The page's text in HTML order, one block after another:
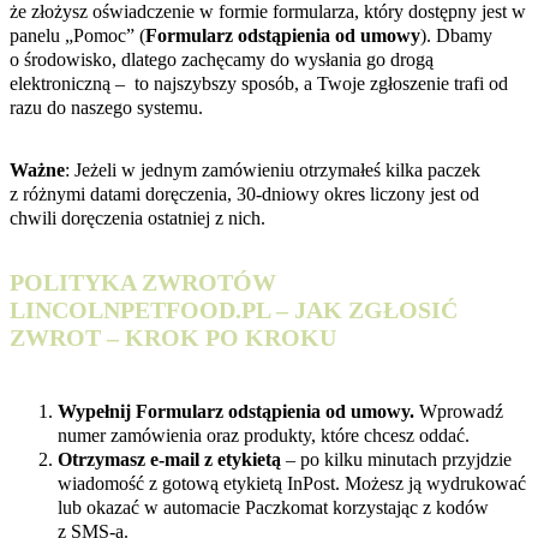
że złożysz oświadczenie w formie formularza, który dostępny jest w
panelu „Pomoc” (Formularz odstąpienia od umowy). Dbamy
o środowisko, dlatego zachęcamy do wysłania go drogą
elektroniczną – to najszybszy sposób, a Twoje zgłoszenie trafi od
razu do naszego systemu.
Ważne: Jeżeli w jednym zamówieniu otrzymałeś kilka paczek
z różnymi datami doręczenia, 30‑dniowy okres liczony jest od
chwili doręczenia ostatniej z nich.
POLITYKA ZWROTÓW
LINCOLNPETFOOD.PL – JAK ZGŁOSIĆ
ZWROT – KROK PO KROKU
Wypełnij Formularz odstąpienia od umowy. Wprowadź
numer zamówienia oraz produkty, które chcesz oddać.
Otrzymasz e‑mail z etykietą – po kilku minutach przyjdzie
wiadomość z gotową etykietą InPost. Możesz ją wydrukować
lub okazać w automacie Paczkomat korzystając z kodów
z SMS‑a.